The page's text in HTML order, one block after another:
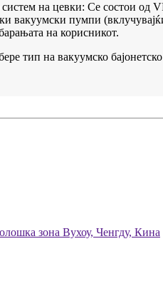
на цевки: Се состои од
вакуумски пумпи
на корисникот.
тип на вакуумско
зона Вухоу, Ченгду, Кина